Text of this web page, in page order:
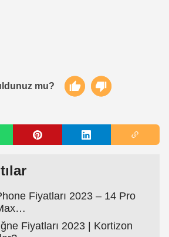
mu?
Fiyatları 2023 – 14 Pro
Fiyatları 2023 | Kortizon